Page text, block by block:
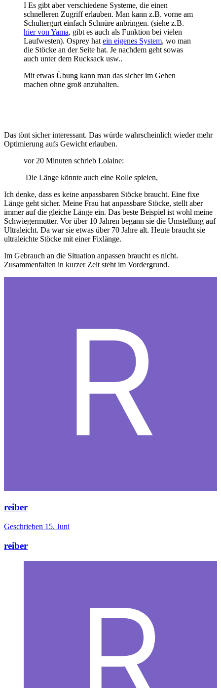
I Es gibt aber verschiedene Systeme, die einen
schnelleren Zugriff erlauben. Man kann z.B. vorne am
Schultergurt einfach Schnüre anbringen. (siehe z.B.
hier von Yama, gibt es auch als Funktion bei vielen
Laufwesten). Osprey hat ein eigenes System, wo man
die Stöcke an der Seite hat. Je nachdem geht sowas
auch unter dem Rucksack usw..
Mit etwas Übung kann man das sicher im Gehen
machen ohne groß anzuhalten.
Das tönt sicher interessant. Das würde wahrscheinlich wieder mehr
Optimierung aufs Gewicht erlauben.
vor 20 Minuten schrieb Lolaine:
Die Länge könnte auch eine Rolle spielen,
Ich denke, dass es keine anpassbaren Stöcke braucht. Eine fixe
Länge geht sicher. Meine Frau hat anpassbare Stöcke, stellt aber
immer auf die gleiche Länge ein. Das beste Beispiel ist wohl meine
Schwiegermutter. Vor über 10 Jahren begann sie die Umstellung auf
Ultraleicht. Da war sie etwas über 70 Jahre alt. Heute braucht sie
ultraleichte Stöcke mit einer Fixlänge.
Im Gebrauch an die Situation anpassen braucht es nicht.
Zusammenfalten in kurzer Zeit steht im Vordergrund.
reiber
Geschrieben 15. Juni
reiber